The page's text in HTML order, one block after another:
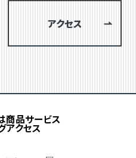
アクセス
商品サービス
アクセス